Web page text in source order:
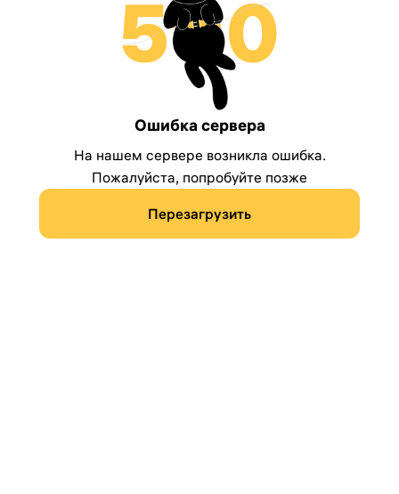
Ошибка сервера
На нашем сервере возникла ошибка.
Пожалуйста, попробуйте позже
Перезагрузить